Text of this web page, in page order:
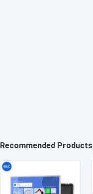
Recommended Products